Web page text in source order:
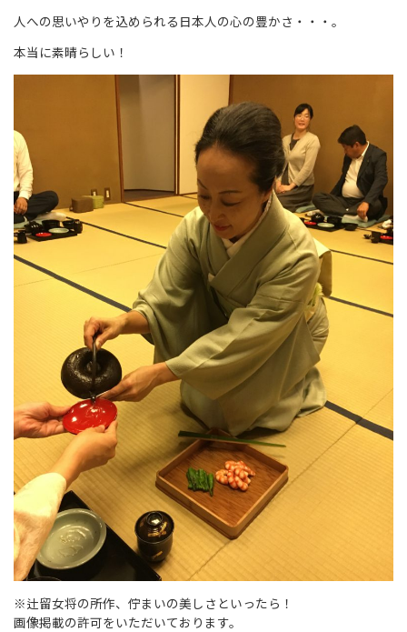
人への思いやりを込められる日本人の心の豊かさ・・・。
本当に素晴らしい！
※辻留女将の所作、佇まいの美しさといったら！
画像掲載の許可をいただいております。